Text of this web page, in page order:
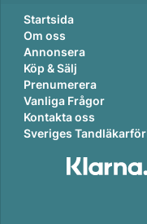
Startsida
Om oss
Annonsera
Köp & Sälj
Prenumerera
Vanliga Frågor
Kontakta oss
Sveriges